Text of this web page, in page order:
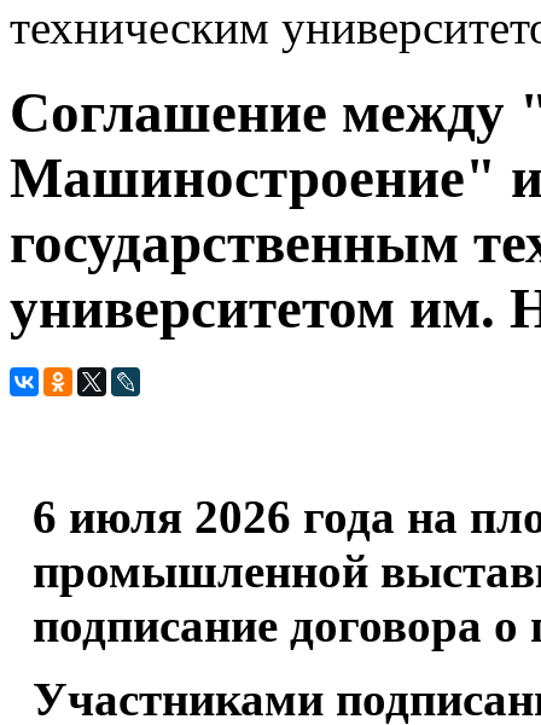
техническим
Соглашение
Машиностроение"
государственным
университетом им.
6 июля 2026 года на
промышленной
подписание договора о
Участниками